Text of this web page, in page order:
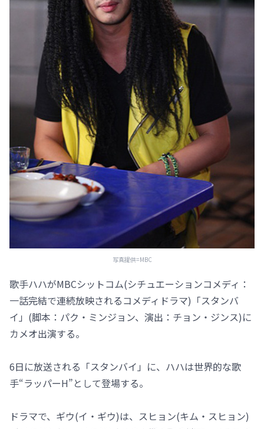
写真提供=MBC
歌手ハハがMBCシットコム(シチュエーションコメディ：
一話完結で連続放映されるコメディドラマ)「スタンバ
イ」(脚本：パク・ミンジョン、演出：チョン・ジンス)に
カメオ出演する。
6日に放送される「スタンバイ」に、ハハは世界的な歌
手“ラッパーH”として登場する。
ドラマで、ギウ(イ・ギウ)は、スヒョン(キム・スヒョン)